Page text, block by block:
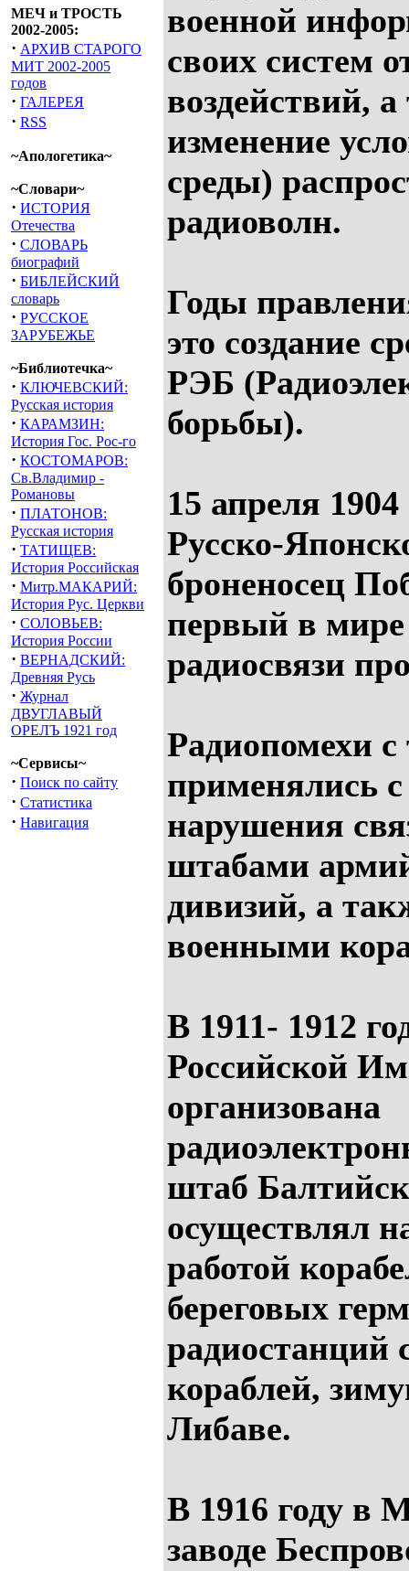
МЕЧ и ТРОСТЬ
2002-2005:
· АРХИВ СТАРОГО
МИТ 2002-2005
годов
· ГАЛЕРЕЯ
· RSS
~Апологетика~
~Словари~
· ИСТОРИЯ
Отечества
· СЛОВАРЬ
биографий
· БИБЛЕЙСКИЙ
словарь
· РУССКОЕ
ЗАРУБЕЖЬЕ
~Библиотечка~
· КЛЮЧЕВСКИЙ:
Русская история
· КАРАМЗИН:
История Гос. Рос-го
· КОСТОМАРОВ:
Св.Владимир -
Романовы
· ПЛАТОНОВ:
Русская история
· ТАТИЩЕВ:
История Российская
· Митр.МАКАРИЙ:
История Рус. Церкви
· СОЛОВЬЕВ:
История России
· ВЕРНАДСКИЙ:
Древняя Русь
· Журнал
ДВУГЛАВЫЙ
ОРЕЛЪ 1921 год
~Сервисы~
· Поиск по сайту
· Статистика
· Навигация
военной
своих систем
воздействий,
изменение
среды)
радиоволн.
Годы
это создание
РЭБ
борьбы).
15 апреля 1904
Русско-
броненосец
первый в мире
радиосвязи
Радиопомехи с
применялись
нарушения
штабами
дивизий, а
военными
В 1911- 1912
Российской
организована
штаб
осуществлял
работой
береговых
кораблей,
Либаве.
В 1916 году в
заводе